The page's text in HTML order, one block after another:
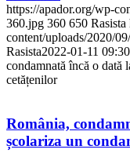
https://apador.org/wp-
360.jpg 360 650 Rasista
content/uploads/2020/
Rasista2022-01-11
condamnată încă o
cetățenilor
România,
școlariza un